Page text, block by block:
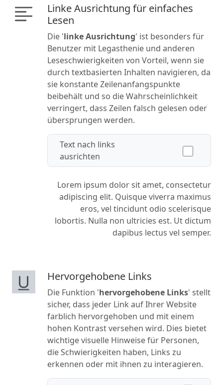
Linke Ausrichtung für einfaches
Lesen
Die 'linke Ausrichtung' ist besonders für
Benutzer mit Legasthenie und anderen
Leseschwierigkeiten von Vorteil, wenn sie
durch textbasierten Inhalten navigieren, da
sie konstante Zeilenanfangspunkte
beibehält und so die Wahrscheinlichkeit
verringert, dass Zeilen falsch gelesen oder
übersprungen werden.
Text nach links
ausrichten
Lorem ipsum dolor sit amet, consectetur
adipiscing elit. Quisque viverra maximus
eros, vel tincidunt odio scelerisque
lobortis. Nulla non ultricies est. Ut dictum
dapibus lectus vel semper.
Hervorgehobene Links
Die Funktion 'hervorgehobene Links' stellt
sicher, dass jeder Link auf Ihrer Website
farblich hervorgehoben und mit einem
hohen Kontrast versehen wird. Dies bietet
wichtige visuelle Hinweise für Personen,
die Schwierigkeiten haben, Links zu
erkennen oder mit ihnen zu interagieren.